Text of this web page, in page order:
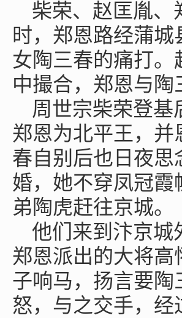
柴荣、赵匡胤、
时，郑恩路经蒲
女陶三春的痛打
中撮合，郑恩与
周世宗柴荣登基
郑恩为北平王，
春自别后也日夜
婚，她不穿凤冠
弟陶虎赶往京城。
他们来到汴京城
郑恩派出的大将
子响马，扬言要
怒，与之交手，经